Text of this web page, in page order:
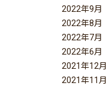
2022年9月
2022年8月
2022年7月
2022年6月
2021年12月
2021年11月